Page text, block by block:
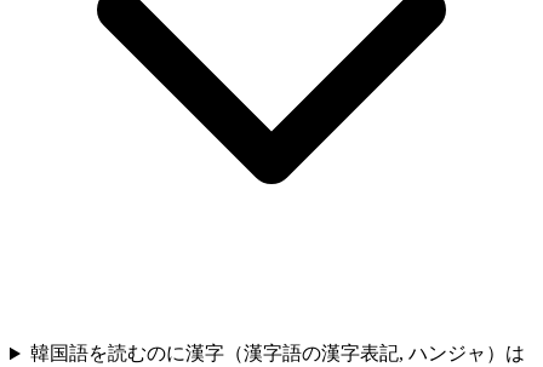
韓国語を読むのに漢字（漢字語の漢字表記, ハンジャ）は